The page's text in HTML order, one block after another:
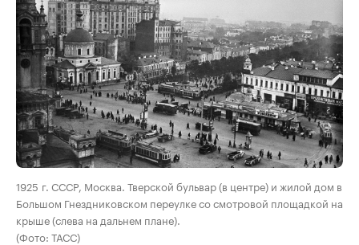
00:00 / 00:00
1925 г. СССР, Москва. Тверской бульвар (в центре) и жилой дом в
Большом Гнездниковском переулке со смотровой площадкой на
крыше (слева на дальнем плане).
(Фото: ТАСС)